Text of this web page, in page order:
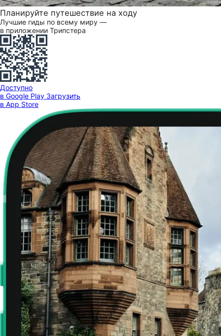
Планируйте путешествие на ходу
Лучшие гиды по всему миру —
в приложении Трипстера
Доступно
в Google Play Загрузить
в App Store